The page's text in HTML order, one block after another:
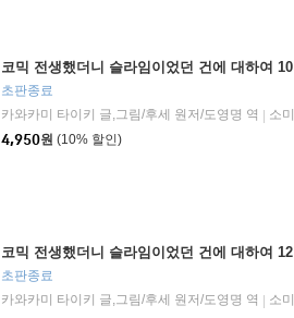
코믹 전생했더니 슬라임이었던 건에 대하여 10
초판종료
카와카미 타이키 글,그림/후세 원저/도영명 역
소미미디어
4,950원 (10% 할인)
코믹 전생했더니 슬라임이었던 건에 대하여 12
초판종료
카와카미 타이키 글,그림/후세 원저/도영명 역
소미미디어